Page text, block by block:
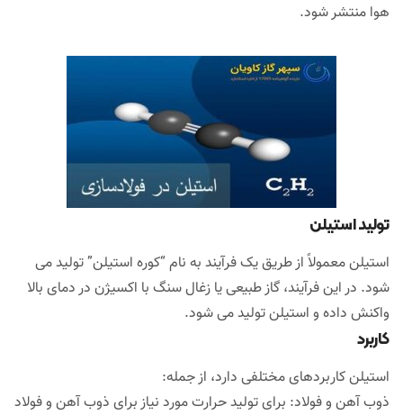
هوا منتشر شود.
تولید استیلن
استیلن معمولاً از طریق یک فرآیند به نام “کوره استیلن” تولید می
شود. در این فرآیند، گاز طبیعی یا زغال سنگ با اکسیژن در دمای بالا
واکنش داده و استیلن تولید می شود.
کاربرد
استیلن کاربردهای مختلفی دارد، از جمله:
ذوب آهن و فولاد: برای تولید حرارت مورد نیاز برای ذوب آهن و فولاد